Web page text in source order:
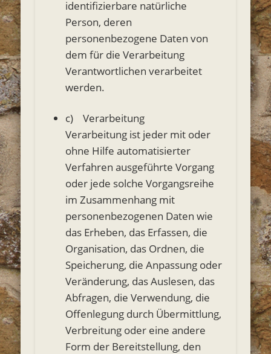
identifizierbare natürliche
Person, deren
personenbezogene Daten von
dem für die Verarbeitung
Verantwortlichen verarbeitet
werden.
c) Verarbeitung
Verarbeitung ist jeder mit oder
ohne Hilfe automatisierter
Verfahren ausgeführte Vorgang
oder jede solche Vorgangsreihe
im Zusammenhang mit
personenbezogenen Daten wie
das Erheben, das Erfassen, die
Organisation, das Ordnen, die
Speicherung, die Anpassung oder
Veränderung, das Auslesen, das
Abfragen, die Verwendung, die
Offenlegung durch Übermittlung,
Verbreitung oder eine andere
Form der Bereitstellung, den